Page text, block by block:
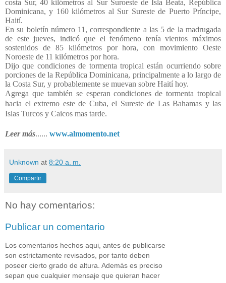
costa Sur, 40 kilómetros al Sur Suroeste de Isla Beata, República
Dominicana,y 160 kilómetros al Sur Sureste de Puerto Príncipe,
Haití.
En su boletín número 11, correspondiente a las 5 de la madrugada
de este jueves, indicó que el fenómeno tenía vientos máximos
sostenidos de 85 kilómetros por hora, con movimiento Oeste
Noroeste de 11 kilómetros por hora.
Dijo que condiciones de tormenta tropical están ocurriendo sobre
porciones de la República Dominicana, principalmente a lo largo de
la Costa Sur, y probablemente se muevan sobre Haití hoy.
Agrega que también se esperan condiciones de tormenta tropical
hacia el extremo este de Cuba, el Sureste de Las Bahamas y las
Islas Turcos y Caicos mas tarde.
Leer más...... www.almomento.net
Unknown at 8:20 a. m.
Compartir
No hay comentarios:
Publicar un comentario
Los comentarios hechos aqui, antes de publicarse
son estrictamente revisados, por tanto deben
poseer cierto grado de altura. Además es preciso
sepan que cualquier mensaje que quieran hacer